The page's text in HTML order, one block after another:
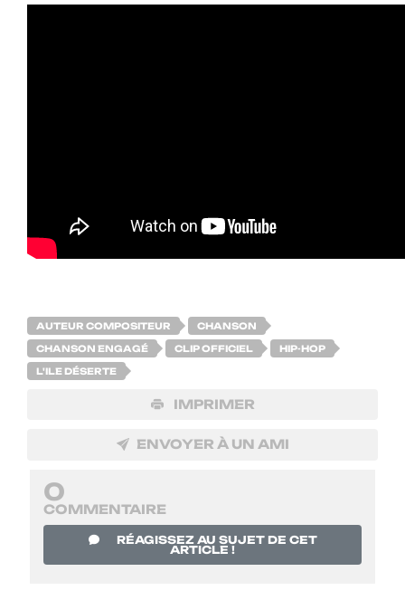
AUTEUR COMPOSITEUR CHANSON
CHANSON ENGAGÉ CLIP OFFICIEL HIP-HOP
L'ILE DÉSERTE
IMPRIMER
ENVOYER À UN AMI
0
COMMENTAIRE
RÉAGISSEZ AU SUJET DE CET
ARTICLE !